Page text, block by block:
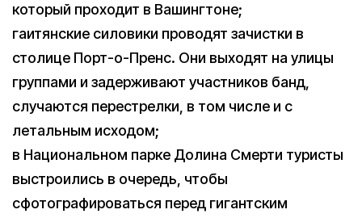
который проходит в Вашингтоне;
гаитянские силовики проводят зачистки в
столице Порт-о-Пренс. Они выходят на улицы
группами и задерживают участников банд,
случаются перестрелки, в том числе и с
летальным исходом;
в Национальном парке Долина Смерти туристы
выстроились в очередь, чтобы
сфотографироваться перед гигантским